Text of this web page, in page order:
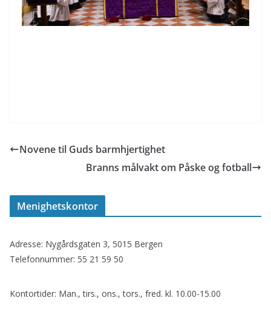
Novene til Guds barmhjertighet
Branns målvakt om Påske og fotball
Menighetskontor
Adresse: Nygårdsgaten 3, 5015 Bergen
Telefonnummer: 55 21 59 50
Kontortider: Man., tirs., ons., tors., fred. kl. 10.00-15.00